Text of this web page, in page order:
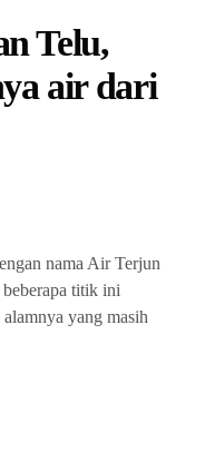
Telu,
air dari
nama Air Terjun
titik ini
yang masih